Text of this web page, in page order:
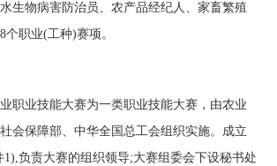
生物病害防治员、农产品经纪人、家畜繁殖
个职业(工种)赛项。
职业技能大赛为一类职业技能大赛，由农业
会保障部、中华全国总工会组织实施。成立
1),负责大赛的组织领导;大赛组委会下设秘书处